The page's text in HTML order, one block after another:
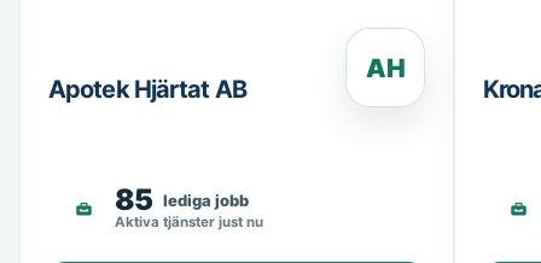
Apotek Hjärtat AB
AH
85 lediga jobb
Aktiva tjänster just nu